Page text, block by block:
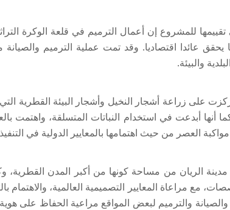
تقييمها للمشروع إن أعمال الترميم في قلعة الوكرة
يحقق عائدا اقتصاديا. وقد تمت عملية الترميم
والبيئة.
على زراعة أشجار النخيل وأشجار البيئة القطرية التي
أبدعت في استخدام النباتات المتسلقة، واهتمت
العصر من حيث اهتمامها بالمعايير الدولية في
به مدينة الريان من مساحة كونها من أكبر المدن
مع مراعاة المعايير التصميمية العالمية، والاهتمام
والترميم لبعض المواقع مراعية الحفاظ على هوية